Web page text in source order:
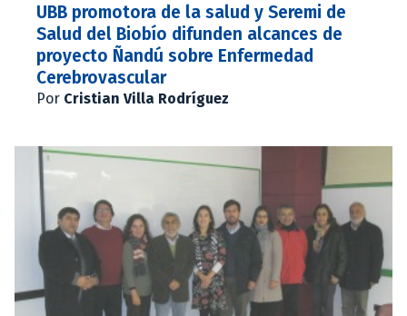
UBB promotora de la salud y Seremi de
Salud del Biobío difunden alcances de
proyecto Ñandú sobre Enfermedad
Cerebrovascular
Por Cristian Villa Rodríguez